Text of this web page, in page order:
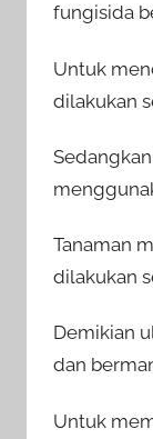
fungisida
Untuk
dilakukan
Tanaman
dilakukan
Demikian
dan
Untuk